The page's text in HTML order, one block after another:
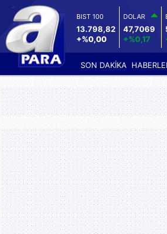
BIST 100
13.798,82
+%0,00
DOLAR
47,7069
+%0,17
SON DAKİKA